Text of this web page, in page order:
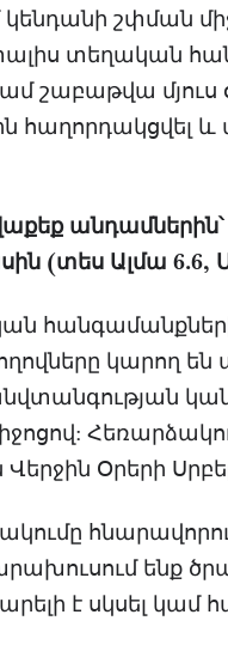
շփման
տալիս տեղական
շաբաթվա
հաղորդակցվել և
անդամներին՝
(տես Ալմա 6.6,
կարող
Վերջին Օրերի
ենք
է սկսել կամ